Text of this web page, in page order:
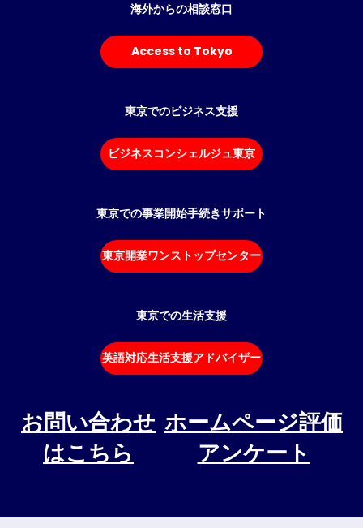
海外からの相談窓口
Access to Tokyo
東京でのビジネス支援
ビジネスコンシェルジュ東京
東京での事業開始手続きサポート
東京開業ワンストップセンター
東京での生活支援
英語対応生活支援アドバイザー
お問い合わせ
はこちら
ホームページ評価
アンケート